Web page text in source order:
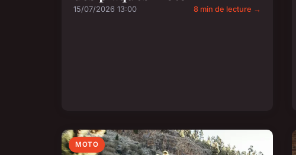
15/07/2026 13:00 8 min de lecture →
MOTO